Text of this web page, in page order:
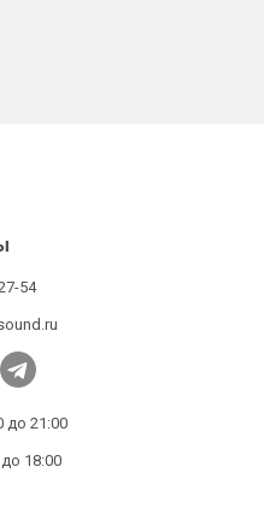
54
до 21:00
18:00